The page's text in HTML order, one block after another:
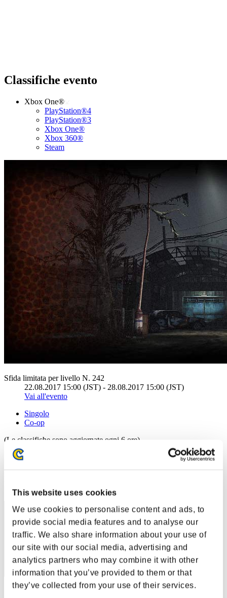
This website uses cookies
We use cookies to personalise content and ads, to
provide social media features and to analyse our
traffic. We also share information about your use of
our site with our social media, advertising and
analytics partners who may combine it with other
information that you’ve provided to them or that
they’ve collected from your use of their services.
Classifiche evento
Xbox One®
PlayStation®4
PlayStation®3
Xbox One®
Xbox 360®
Steam
Sfida limitata per livello N. 242
22.08.2017 15:00 (JST) - 28.08.2017 15:00 (JST)
Vai all'evento
Singolo
Co-op
(Le classifiche sono aggiornate ogni 6 ore)
Classifiche
71
Punteggio: -